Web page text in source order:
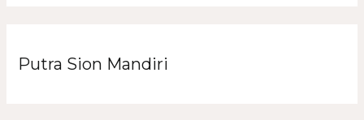
Putra Sion Mandiri